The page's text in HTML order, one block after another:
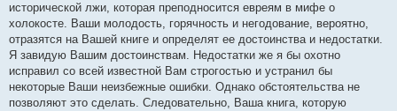
исторической лжи, которая преподносится евреям в мифе о
холокосте. Ваши молодость, горячность и негодование, вероятно,
отразятся на Вашей книге и определят ее достоинства и недостатки.
Я завидую Вашим достоинствам. Недостатки же я бы охотно
исправил со всей известной Вам строгостью и устранил бы
некоторые Ваши неизбежные ошибки. Однако обстоятельства не
позволяют это сделать. Следовательно, Ваша книга, которую